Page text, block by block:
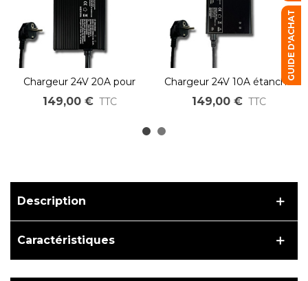
Chargeur 24V 20A pour
batterie Lithium LiMn
149,00 € TTC
Chargeur 24V 10A étanche
IP66 pour batterie Lihtium
149,00 € TTC
Description
Caractéristiques
GUIDE D'ACHAT